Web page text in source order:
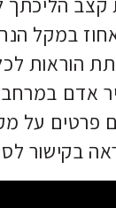
הליכתך
במקל
הוראות
אדם
פרטים על
בקישור